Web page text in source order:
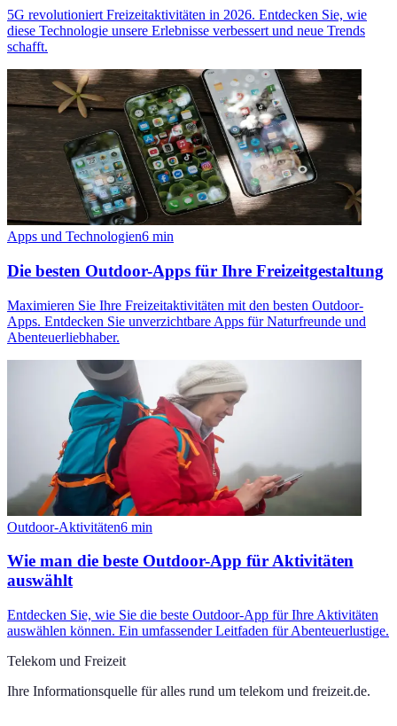
5G revolutioniert Freizeitaktivitäten in 2026. Entdecken Sie, wie
diese Technologie unsere Erlebnisse verbessert und neue Trends
schafft.
Apps und Technologien6 min
Die besten Outdoor-Apps für Ihre Freizeitgestaltung
Maximieren Sie Ihre Freizeitaktivitäten mit den besten Outdoor-
Apps. Entdecken Sie unverzichtbare Apps für Naturfreunde und
Abenteuerliebhaber.
Outdoor-Aktivitäten6 min
Wie man die beste Outdoor-App für Aktivitäten
auswählt
Entdecken Sie, wie Sie die beste Outdoor-App für Ihre Aktivitäten
auswählen können. Ein umfassender Leitfaden für Abenteuerlustige.
Telekom und Freizeit
Ihre Informationsquelle für alles rund um telekom und freizeit.de.